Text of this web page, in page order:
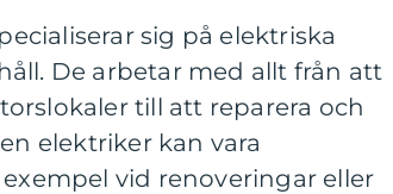
sig på elektriska
De arbetar med allt från att
till att reparera och
elektriker kan vara
vid renoveringar eller